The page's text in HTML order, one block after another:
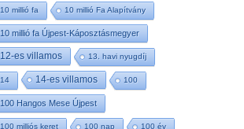
10 millió fa 10 millió Fa Alapítvány
10 millió fa Újpest-Káposztásmegyer
12-es villamos 13. havi nyugdíj
14 14-es villamos 100
100 Hangos Mese Újpest
100 milliós keret 100 nap 100 év